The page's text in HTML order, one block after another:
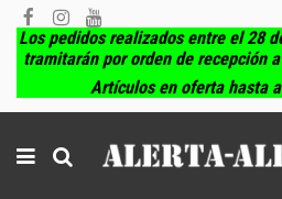
Los pedidos realizados entre el 28
tramitarán por orden de recepción
Artículos en oferta hasta